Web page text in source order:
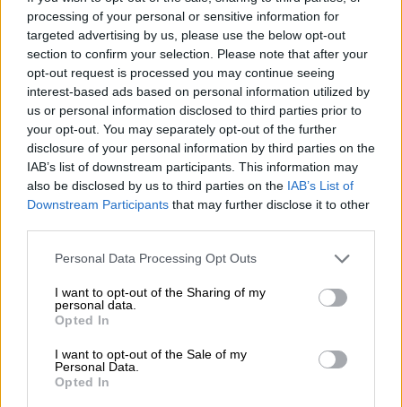
processing of your personal or sensitive information for
targeted advertising by us, please use the below opt-out
section to confirm your selection. Please note that after your
opt-out request is processed you may continue seeing
interest-based ads based on personal information utilized by
us or personal information disclosed to third parties prior to
your opt-out. You may separately opt-out of the further
disclosure of your personal information by third parties on the
IAB’s list of downstream participants. This information may
also be disclosed by us to third parties on the IAB’s List of
Downstream Participants that may further disclose it to other
Please note that this website/app uses one or more Google
not limited to your visit or usage behaviour. You may click to
grant or deny consent to Google and its third-party tags to
use your data for below specified purposes in below Google
consent section.
Personal Data Processing Opt Outs
I want to opt-out of the Sharing of my
personal data.
Opted In
I want to opt-out of the Sale of my
Personal Data.
Opted In
Σερβίας, για την τραγωδία στον
σιδηροδρομικό σταθμό
ΟΒούτσεβιτς , ανακοινώνοντας την
παραίτηση του, δήλωσε ότι αποτελεί «πράξη
υπευθυνότητας για να ηρεμήσει η κατάσταση
στη χώρα και να μην διευρυνθεί το κλίμα
ομαλότητα στην κοινωνία και την
κανονικότητα στην λειτουργία των
πολιτικών θεσμών».
Στην συνέντευξη Τύπου ανήγγειλε και την
παραίτηση του δημάρχου του Νόβι Σαντ, του